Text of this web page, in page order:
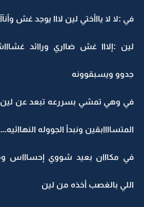
في :لا لا يااأختي لين لااا يوجد غش
لين :إلااا غش ضااري وراائد
جدوو ويسبقوونه
في وهي تمشي بسررعه تبعد عن لين
المتساااابقين ونبدأ الجووله
في مكااان بعيد شووي إحساااس
اللي بالغصب أخذه من لين